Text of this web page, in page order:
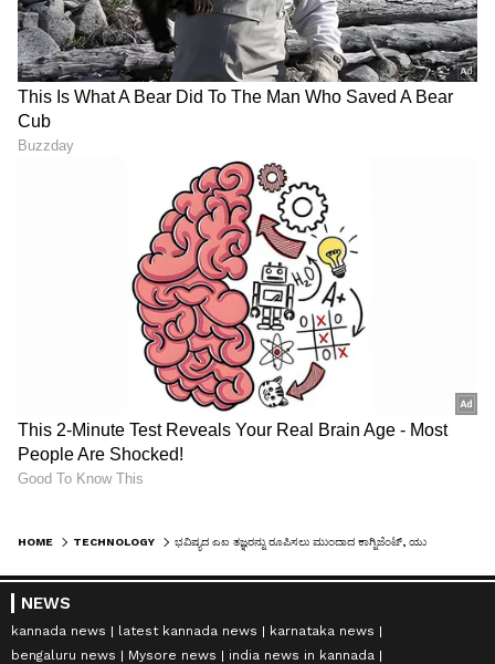
HOME TECHNOLOGY
NEWS
kannada news latest kannada news
karnataka news
bengaluru news
Mysore news
india news in kannada